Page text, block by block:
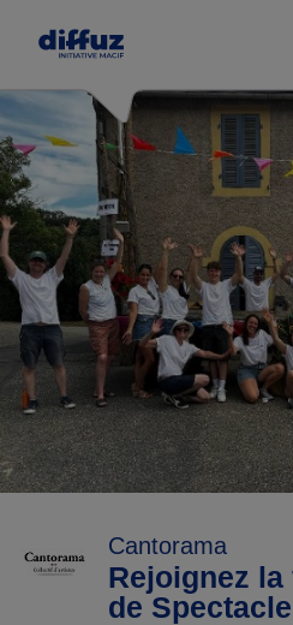
Cantorama
Rejoignez la
de